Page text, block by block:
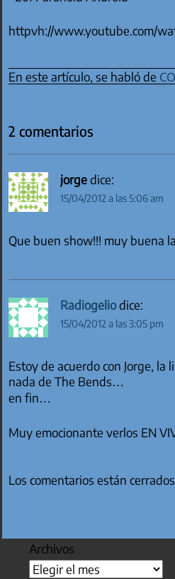
httpvh://www.youtube.com/
En este artículo, se habló de
2 comentarios
jorgedice:
15/04/2012 a las 5:06 am
Que buen show!!! muy buena
Radiogeliodice:
15/04/2012 a las 3:05 pm
Estoy de acuerdo con Jorge,
nada de The Bends…
en fin…
Muy emocionante verlos EN
Los comentarios están
Archivos